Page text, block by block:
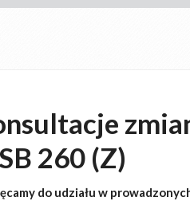
260 (Z)
do udziału w